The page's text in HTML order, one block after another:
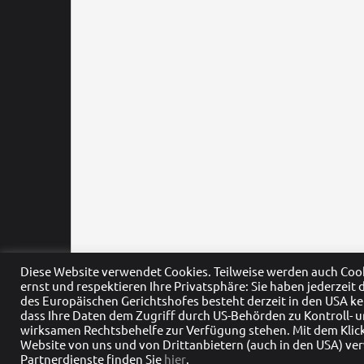
©2026 Wanner - Zukunft entwickeln | Datenschutzerklärung Impressum
Diese Website verwendet Cookies. Teilweise werden auch
ernst und respektieren Ihre Privatsphäre: Sie haben
des Europäischen Gerichtshofes besteht derzeit in den USA
dass Ihre Daten dem Zugriff durch US-Behörden zu
wirksamen Rechtsbehelfe zur Verfügung stehen. Mit dem
Website von uns und von Drittanbietern (auch in den USA)
Partnerdienste finden Sie hier.